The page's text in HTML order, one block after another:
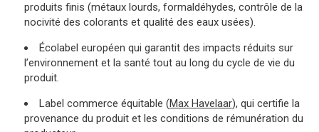
produits finis (métaux lourds, formaldéhydes, contrôle de la
nocivité des colorants et qualité des eaux usées).
Écolabel européen qui garantit des impacts réduits sur
l’environnement et la santé tout au long du cycle de vie du
produit.
Label commerce équitable (Max Havelaar), qui certifie la
provenance du produit et les conditions de rémunération du